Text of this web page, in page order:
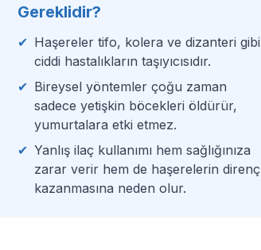
Gereklidir?
✔ Haşereler tifo, kolera ve dizanteri gibi
ciddi hastalıkların taşıyıcısıdır.
✔ Bireysel yöntemler çoğu zaman
sadece yetişkin böcekleri öldürür,
yumurtalara etki etmez.
✔ Yanlış ilaç kullanımı hem sağlığınıza
zarar verir hem de haşerelerin direnç
kazanmasına neden olur.